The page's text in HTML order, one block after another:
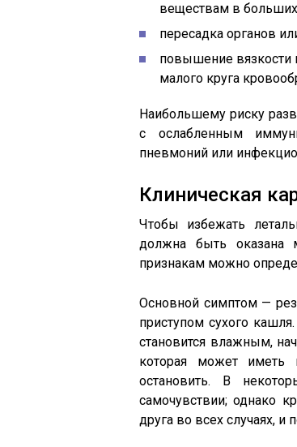
веществам в
пересадка органов
повышение вязкости
малого круга
Наибольшему риску
с ослабленным
пневмоний или
Клиническая
Чтобы избежать
должна быть оказана
признакам можно
Основной симптом —
приступом сухого
становится влажным,
которая может
остановить. В
самочувствии; однако
друга во всех случаях,